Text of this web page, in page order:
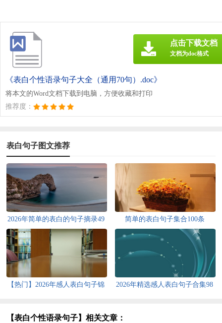
《表白个性语录句子大全（通用70句）.doc》
将本文的Word文档下载到电脑，方便收藏和打印
推荐度：
点击下载文档
文档为doc格式
表白句子图文推荐
2026年简单的表白的句子摘录49
句
简单的表白句子集合100条
【热门】2026年感人表白句子锦
2026年精选感人表白句子合集98
【表白个性语录句子】相关文章：